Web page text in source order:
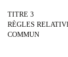
TITRE 3
RÈGLES
COMMUN